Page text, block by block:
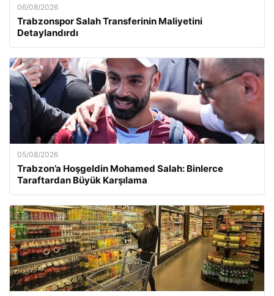
06/08/2026
Trabzonspor Salah Transferinin Maliyetini
Detaylandırdı
05/08/2026
Trabzon’a Hoşgeldin Mohamed Salah: Binlerce
Taraftardan Büyük Karşılama